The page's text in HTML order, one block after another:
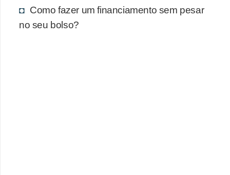
Como fazer um financiamento sem pesar
no seu bolso?